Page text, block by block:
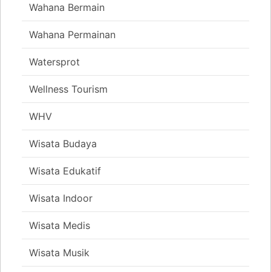
Wahana Bermain
Wahana Permainan
Watersprot
Wellness Tourism
WHV
Wisata Budaya
Wisata Edukatif
Wisata Indoor
Wisata Medis
Wisata Musik